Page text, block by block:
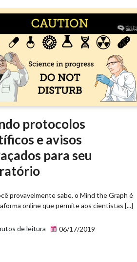
protocolos
e avisos
para seu
provavelmente sabe, o Mind the Graph é
online que permite aos cientistas [...]
de leitura 06/17/2019